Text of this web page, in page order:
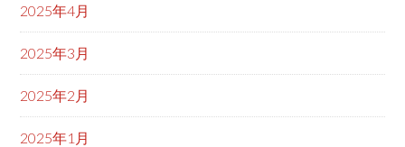
2025年4月
2025年3月
2025年2月
2025年1月